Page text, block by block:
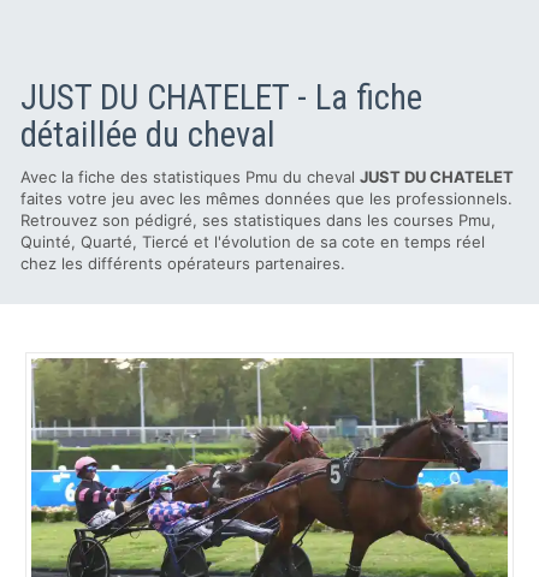
JUST DU CHATELET - La fiche
détaillée du cheval
Avec la fiche des statistiques Pmu du cheval JUST DU CHATELET
faites votre jeu avec les mêmes données que les professionnels.
Retrouvez son pédigré, ses statistiques dans les courses Pmu,
Quinté, Quarté, Tiercé et l'évolution de sa cote en temps réel
chez les différents opérateurs partenaires.